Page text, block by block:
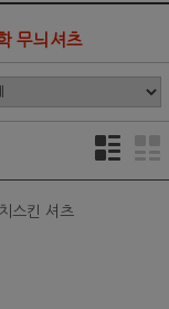
무늬셔츠
스킨 셔츠